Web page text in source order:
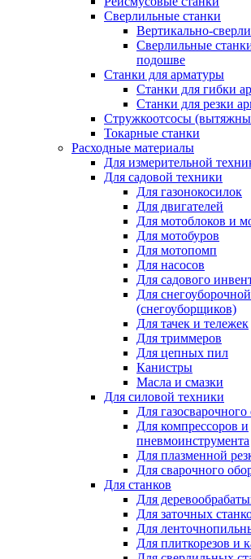
Сверлильные станки
Вертикально-
Сверлильные
подошве
Станки для арматуры
Станки для гибки
Станки для резки
Стружкоотсосы
Токарные станки
Расходные материалы
Для измерительной
Для садовой техники
Для газонокосилок
Для двигателей
Для мотоблоков и
Для мотобуров
Для мотопомп
Для насосов
Для садового
Для
(снегоуборщиков)
Для тачек и тележек
Для триммеров
Для цепных пил
Канистры
Масла и смазки
Для силовой техники
Для
Для компрессоров и
пневмоинструмента
Для плазменной
Для сварочного
Для станков
Для
Для заточных
Для
Для плиткорезов и